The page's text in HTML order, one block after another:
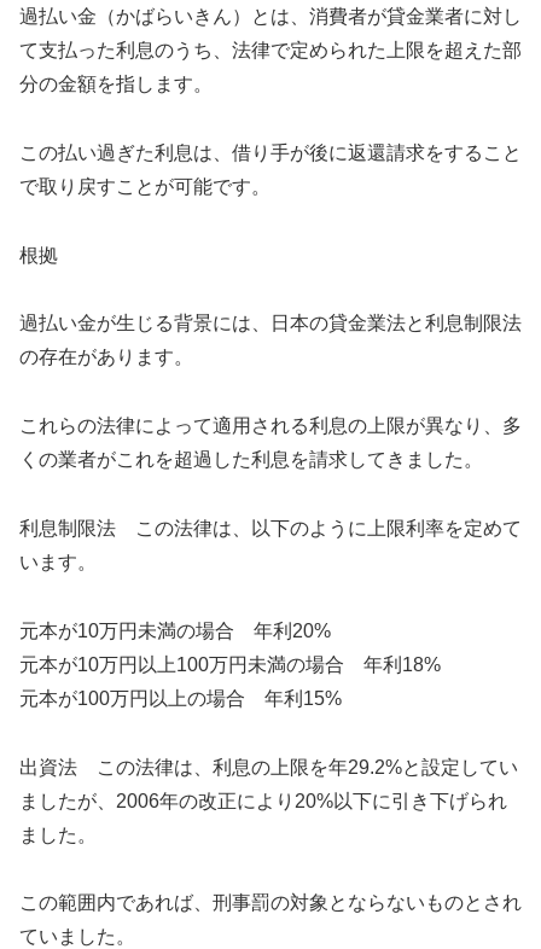
過払い金（かばらいきん）とは、消費者が貸金業者に対し
て支払った利息のうち、法律で定められた上限を超えた部
分の金額を指します。
この払い過ぎた利息は、借り手が後に返還請求をすること
で取り戻すことが可能です。
根拠
過払い金が生じる背景には、日本の貸金業法と利息制限法
の存在があります。
これらの法律によって適用される利息の上限が異なり、多
くの業者がこれを超過した利息を請求してきました。
利息制限法 この法律は、以下のように上限利率を定めて
います。
元本が10万円未満の場合 年利20%
元本が10万円以上100万円未満の場合 年利18%
元本が100万円以上の場合 年利15%
出資法 この法律は、利息の上限を年29.2%と設定してい
ましたが、2006年の改正により20%以下に引き下げられ
ました。
この範囲内であれば、刑事罰の対象とならないものとされ
ていました。